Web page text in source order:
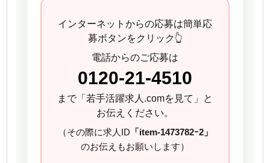
インターネットからの応募は簡単応
募ボタンをクリック👆
電話からのご応募は
0120-21-4510
まで「若手活躍求人.comを見て」と
お伝えください。
（その際に求人ID 「item-1473782ｰ2」
のお伝えもお願いします）